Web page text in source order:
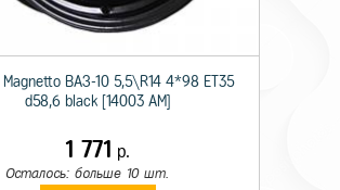
Magnetto ВАЗ-10 5,5\R14 4*98 ET35
d58,6 black [14003 AM]
1 771 р.
Осталось: больше 10 шт.